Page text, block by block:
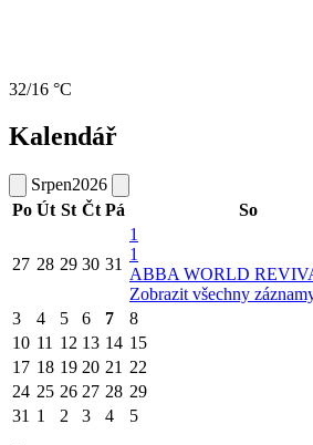
32/16 °C
Kalendář
Srpen2026
Po Út St Čt Pá So
27 28 29 30 31
1
1
ABBA WORLD
Zobrazit všechny
3 4 5 6 7 8
10 11 12 13 14 15
17 18 19 20 21 22
24 25 26 27 28 29
31 1 2 3 4 5